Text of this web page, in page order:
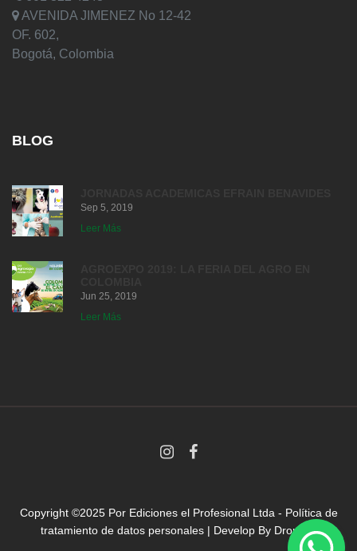
AVENIDA JIMENEZ No 12-42
OF. 602,
Bogotá, Colombia
BLOG
Sep 5, 2019
Leer Más
Jun 25, 2019
Leer Más
Copyright ©2025 Por Ediciones el Profesional Ltda - Política de
tratamiento de datos personales | Develop By Droni.co